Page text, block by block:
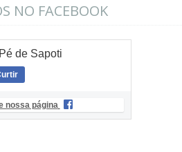
NO FACEBOOK
de Sapoti
nossa página